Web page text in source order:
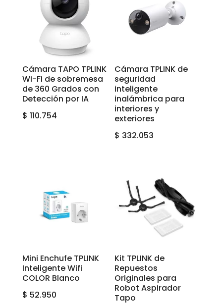
Cámara TAPO TPLINK
Wi-Fi de sobremesa
de 360 Grados con
Detección por IA
$ 110.754
Cámara TPLINK de
seguridad
inteligente
inalámbrica para
interiores y
exteriores
$ 332.053
Mini Enchufe TPLINK
Inteligente Wifi
COLOR Blanco
$ 52.950
Kit TPLINK de
Repuestos
Originales para
Robot Aspirador
Tapo